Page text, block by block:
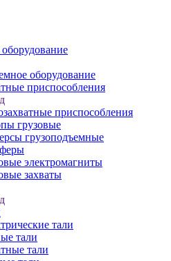
оборудование
приспособления
приспособления
грузовые
грузоподъемные
электромагниты
захваты
тали
тали
тали